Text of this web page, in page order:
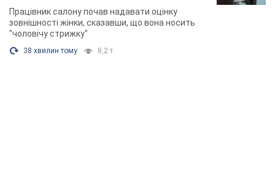
розгорівся скандал. Фото
Працівник салону почав надавати оцінку
зовнішності жінки, сказавши, що вона носить
"чоловічу стрижку"
38 хвилин тому 8,2 т.